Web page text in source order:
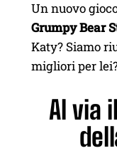
Un nuovo
Grumpy Bear
Katy? Siamo
migliori per
Al via